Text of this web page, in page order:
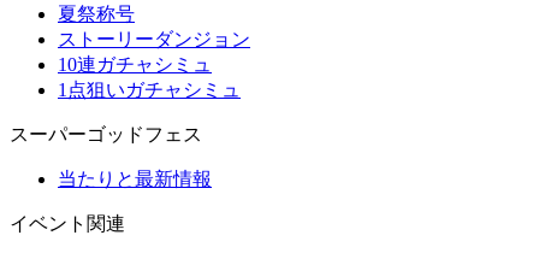
夏祭称号
ストーリーダンジョン
10連ガチャシミュ
1点狙いガチャシミュ
スーパーゴッドフェス
当たりと最新情報
イベント関連